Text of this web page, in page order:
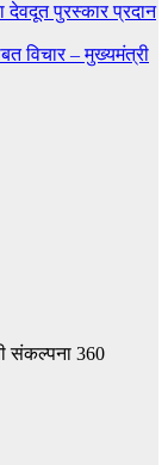
देवदूत पुरस्कार प्रदान
विचार – मुख्यमंत्री
संकल्पना 360